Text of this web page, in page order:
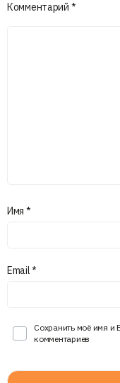
Комментарий *
Имя *
Email*
Сохранить моё имя и
комментариев